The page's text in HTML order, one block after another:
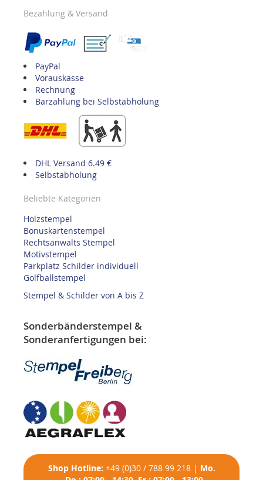
Bezahlung & Versand
PayPal
Vorauskasse
Rechnung
Barzahlung bei Selbstabholung
DHL Versand 6.49 €
Selbstabholung
Beliebte Kategorien
Holzstempel
Bonuskartenstempel
Rechtsanwalts Stempel
Motivstempel
Parkplatz Schilder individuell
Golfballstempel
Stempel & Schilder von A bis Z
Sonderbänderstempel &
Sonderanfertigungen bei:
Shop Hotline: +49 (0)30 / 788 99 218| Mo.